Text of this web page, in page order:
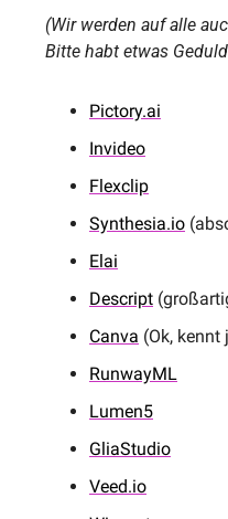
(Wir werden auf alle
Bitte habt etwas
Pictory.ai
Invideo
Flexclip
Synthesia.io
Elai
Descript
Canva (Ok, kennt
RunwayML
Lumen5
GliaStudio
Veed.io